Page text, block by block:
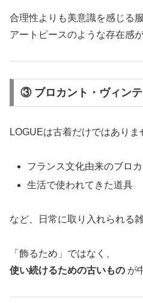
合理性よりも美意識を感じる服
アートピースのような存在感
③ ブロカント・ヴィン
LOGUEは古着だけではありま
フランス文化由来のブロカ
生活で使われてきた道具
など、日常に取り入れられる
「飾るため」ではなく、
使い続けるための古いもの が